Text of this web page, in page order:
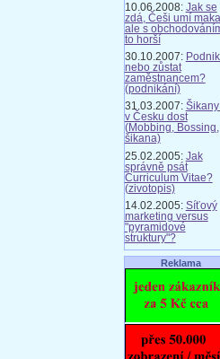
10.06.2008: Jak se
zdá, Češi umí
ale s
to horší
30.10.2007:
nebo zůstat
zaměstnancem?
(podnikání)
31.03.2007: Šikany
v Česku dost
(Mobbing, Bossing,
šikana)
25.02.2005: Jak
správně psát
Curriculum Vitae?
(zivotopis)
14.02.2005: Síťový
marketing versus
"pyramidové
struktury"?
Reklama